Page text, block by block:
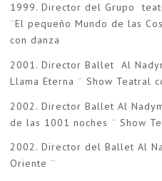
1999. Director del Grupo
¨El pequeño Mundo de las
con danza
2001. Director Ballet Al
Llama Eterna ¨ Show Teatral
2002. Director Ballet Al
de las 1001 noches ¨ Show
2002. Director del Ballet Al
Oriente ¨